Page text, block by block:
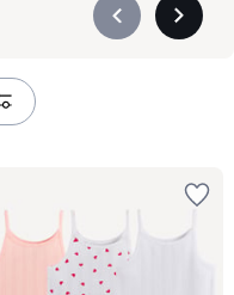
Précédent